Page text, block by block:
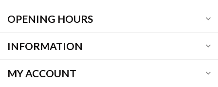
OPENING HOURS
INFORMATION
MY ACCOUNT